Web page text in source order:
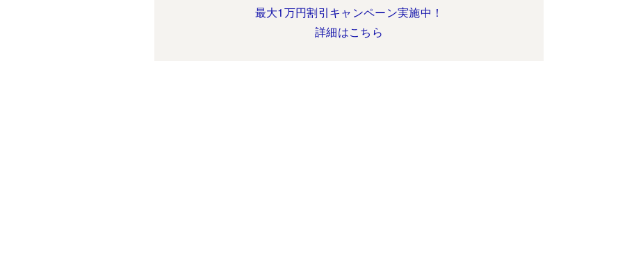
最大1万円割引キャンペーン実施中！
詳細はこちら